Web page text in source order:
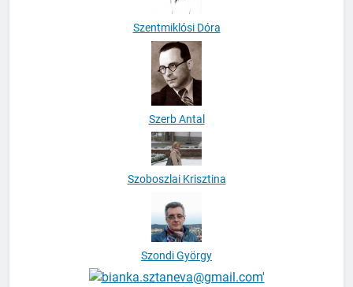
Szerb Antal
Szoboszlai Krisztina
Szondi György
Sztaneva Bianka